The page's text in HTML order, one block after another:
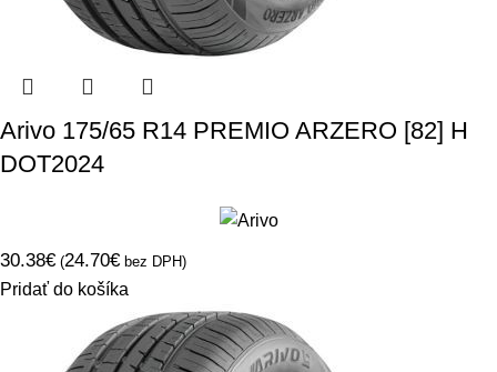
Arivo 175/65 R14 PREMIO ARZERO [82] H
DOT2024
30.38€ (24.70€ bez DPH)
Pridať do košíka